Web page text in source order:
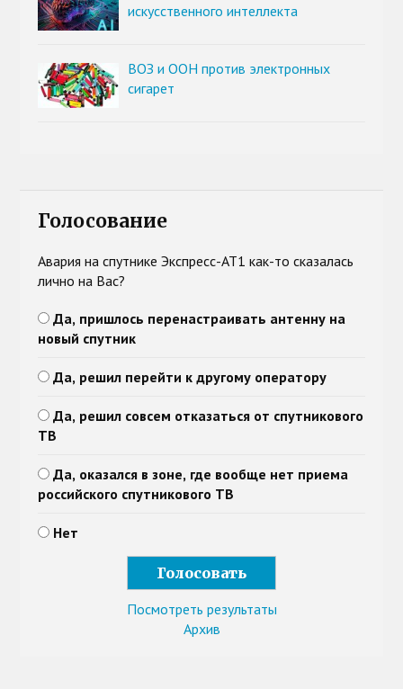
искусственного интеллекта
ВОЗ и ООН против электронных
сигарет
Голосование
Авария на спутнике Экспресс-АТ1 как-то сказалась
лично на Вас?
Да, пришлось перенастраивать антенну на
новый спутник
Да, решил перейти к другому оператору
Да, решил совсем отказаться от спутникового
ТВ
Да, оказался в зоне, где вообще нет приема
российского спутникового ТВ
Нет
Посмотреть результаты
Архив